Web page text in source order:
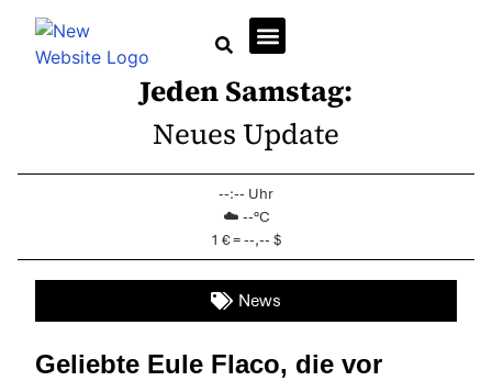
Jeden Samstag:
Neues Update
--:-- Uhr
☁️ --°C
1 € = --,-- $
News
Geliebte Eule Flaco, die vor